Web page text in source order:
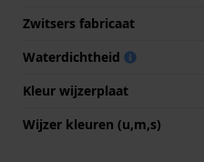
Zwitsers fabricaat
Waterdichtheid
Kleur wijzerplaat
Wijzer kleuren (u,m,s)